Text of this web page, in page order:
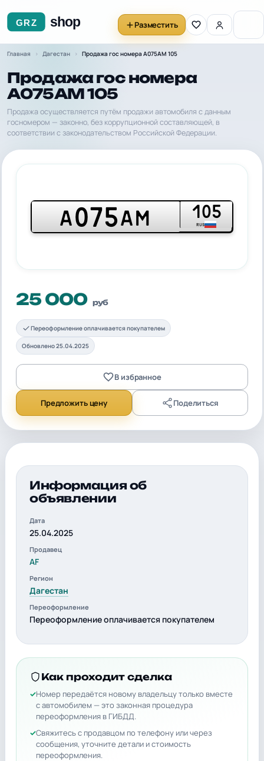
Разместить
Главная Дагестан Продажа гос номера А075АМ 105
Продажа гос номера
А075АМ 105
Продажа осуществляется путём продажи автомобиля с данным
госномером — законно, без коррупционной составляющей, в
соответствии с законодательством Российской Федерации.
А075АМ 105
RUS
25 000 руб
Переоформление оплачивается покупателем
Обновлено 25.04.2025
В избранное
Предложить цену Поделиться
Информация об
объявлении
Дата
25.04.2025
Продавец
AF
Регион
Дагестан
Переоформление
Переоформление оплачивается покупателем
Как проходит сделка
Номер передаётся новому владельцу только вместе
с автомобилем — это законная процедура
переоформления в ГИБДД.
Свяжитесь с продавцом по телефону или через
сообщения, уточните детали и стоимость
переоформления.